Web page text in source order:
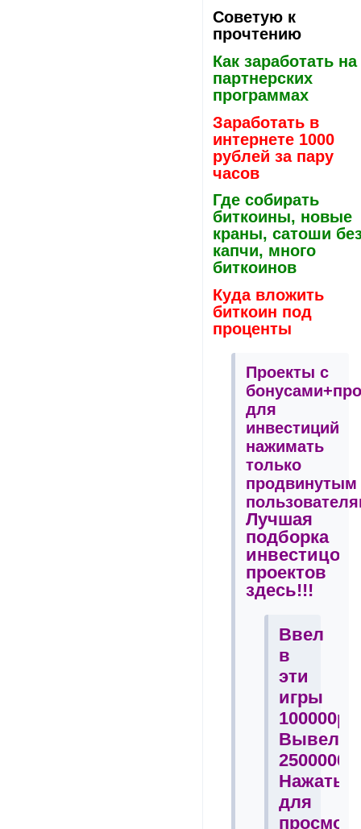
Советую к
прочтению
Как заработать на
партнерских
программах
Заработать в
интернете 1000
рублей за пару
часов
Где собирать
биткоины, новые
краны, сатоши
капчи, много
биткоинов
Куда вложить
биткоин под
проценты
Проекты с
для
инвестиций
нажимать
только
продвинутым
Лучшая
подборка
проектов
здесь!!!
Ввел
в
эти
игры
100000р
Вывел
2500000р
Нажать
для